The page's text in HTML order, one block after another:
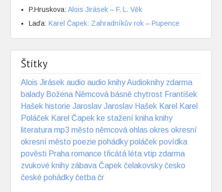
P.Hruskova:Alois Jirásek – F. L. Věk
Laďa:Karel Čapek: Zahradníkův rok – Pupence
Štítky
Alois Jirásek audio audio knihyAudioknihy zdarma
balady Božena Němcová básně chytrost František
Hašek historie Jaroslav Jaroslav Hašek Karel
Karel
Poláček Karel Čapek ke stažení kniha knihy
literatura mp3 město němcová ohlas okres okresní
okresní město poezie pohádky poláček povídka
pověsti Praha romance třicátá léta vtip zdarma
zvukové knihy zábava Čapek čelakovsky česko
české pohádky četba čr